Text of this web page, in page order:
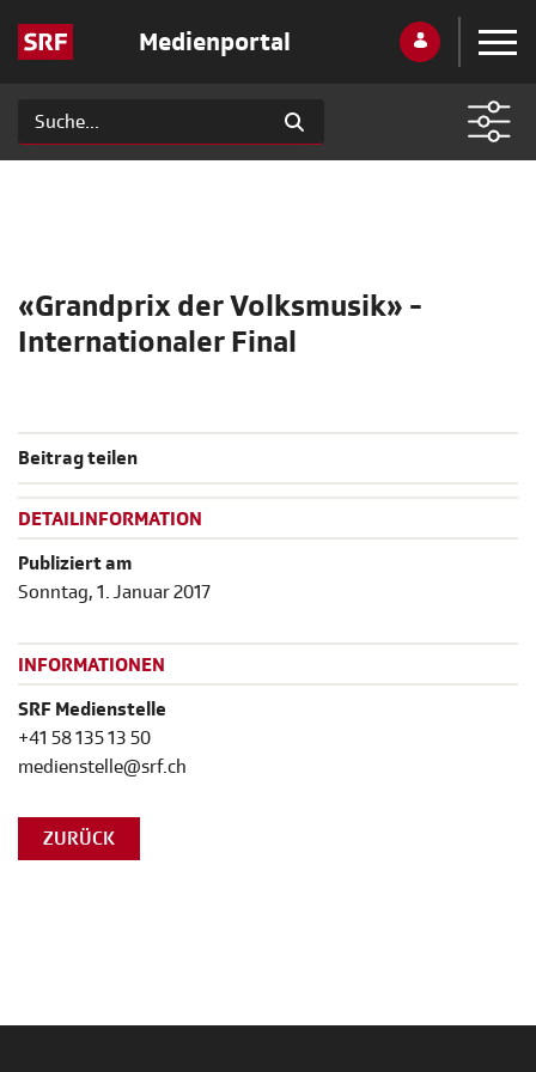
Medienportal
«Grandprix der Volksmusik» -
Internationaler Final
Beitrag teilen
DETAILINFORMATION
Publiziert am
Sonntag, 1. Januar 2017
INFORMATIONEN
SRF Medienstelle
+41 58 135 13 50
medienstelle@srf.ch
ZURÜCK